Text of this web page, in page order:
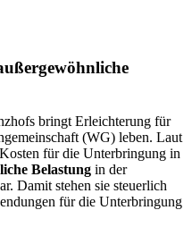
bringt Erleichterung für
(WG) leben. Laut
für die Unterbringung in
Belastung in der
Damit stehen sie steuerlich
für die Unterbringung